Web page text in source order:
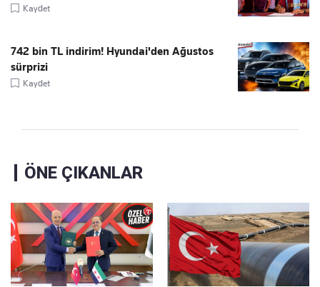
Kaydet
742 bin TL indirim! Hyundai'den Ağustos
sürprizi
Kaydet
ÖNE ÇIKANLAR